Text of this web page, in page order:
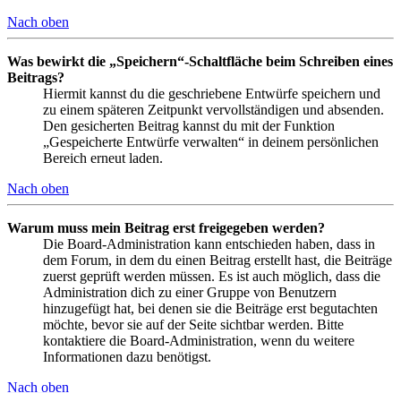
Nach oben
Was bewirkt die „Speichern“-Schaltfläche beim Schreiben eines
Beitrags?
Hiermit kannst du die geschriebene Entwürfe speichern und
zu einem späteren Zeitpunkt vervollständigen und absenden.
Den gesicherten Beitrag kannst du mit der Funktion
„Gespeicherte Entwürfe verwalten“ in deinem persönlichen
Bereich erneut laden.
Nach oben
Warum muss mein Beitrag erst freigegeben werden?
Die Board-Administration kann entschieden haben, dass in
dem Forum, in dem du einen Beitrag erstellt hast, die Beiträge
zuerst geprüft werden müssen. Es ist auch möglich, dass die
Administration dich zu einer Gruppe von Benutzern
hinzugefügt hat, bei denen sie die Beiträge erst begutachten
möchte, bevor sie auf der Seite sichtbar werden. Bitte
kontaktiere die Board-Administration, wenn du weitere
Informationen dazu benötigst.
Nach oben